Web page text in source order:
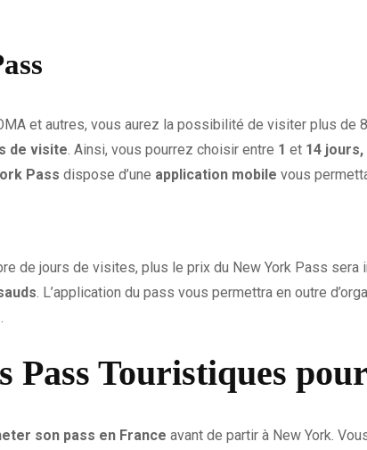
et autres, vous aurez la possibilité de visiter plus de
de visite . Ainsi, vous pourrez choisir entre 1 et 14 jours,
Pass dispose d’une application mobile vous
de jours de visites, plus le prix du New York Pass sera
. L’application du pass vous permettra en outre
Pass Touristiques
son pass en France avant de partir à New York.